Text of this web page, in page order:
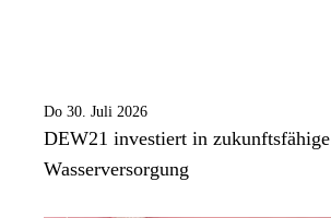
Do 30. Juli 2026
DEW21 investiert in zukunftsfähige
Wasserversorgung